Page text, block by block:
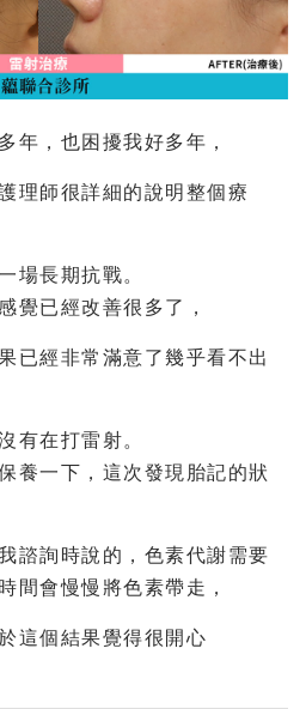
年，也困擾我好多年，
理師很詳細的說明整個療
場長期抗戰。
覺已經改善很多了，
已經非常滿意了幾乎看不出
有在打雷射。
養一下， 這次發現胎記的狀
諮詢時說的，色素代謝需要
間會慢慢將色素帶走，
這個結果覺得很開心